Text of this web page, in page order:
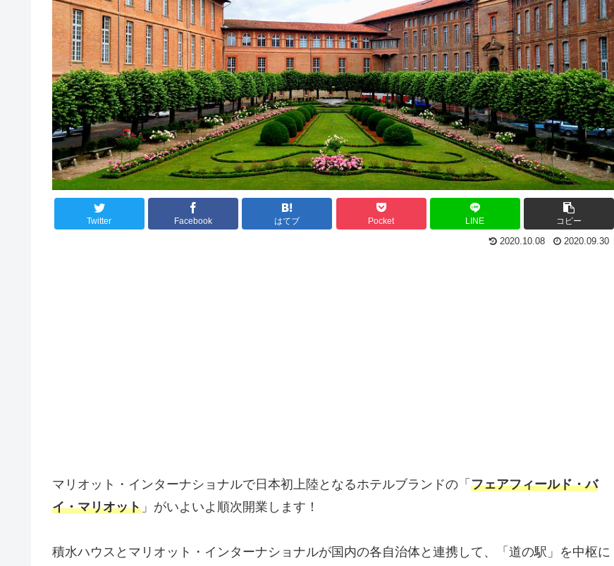
Twitter Facebook はてブ Pocket LINE コピー
2020.10.08 2020.09.30
マリオット・インターナショナルで日本初上陸となるホテルブランドの「 フェアフィールド・バ
イ・マリオット 」がいよいよ順次開業します！
積水ハウスとマリオット・インターナショナルが国内の各自治体と連携して、「道の駅」を中枢に